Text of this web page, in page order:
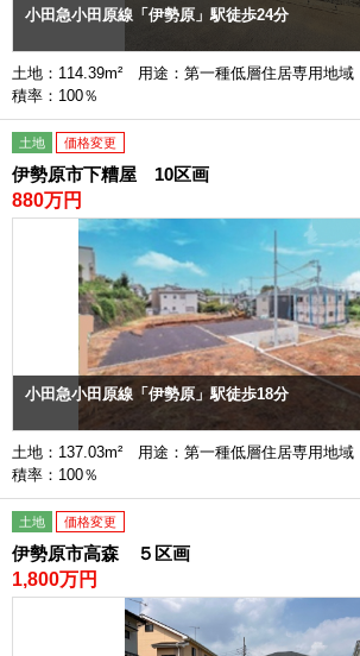
小田急小田原線「伊勢原」駅徒歩24分
土地：114.39m² 用途：第一種低層住居専用地
積率：100％
土地 価格変更
伊勢原市下糟屋 10区画
880万円
小田急小田原線「伊勢原」駅徒歩18分
土地：137.03m² 用途：第一種低層住居専用地
積率：100％
土地 価格変更
伊勢原市高森 ５区画
1,800万円